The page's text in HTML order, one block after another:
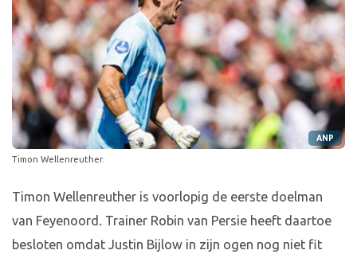
ANP
Timon Wellenreuther.
Timon Wellenreuther is voorlopig de eerste doelman
van Feyenoord. Trainer Robin van Persie heeft daartoe
besloten omdat Justin Bijlow in zijn ogen nog niet fit